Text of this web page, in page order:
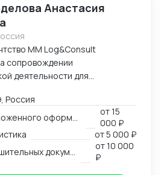
Анастасия
MM Log&Consult
сопровождении
деятельности для
рынка из России и
ВЭД более 13 лет
качественные
для компаний, решивших
рынок. MM Log&Consult
международный бизнес в
масштабах: -
Россия
от15
000 ₽
от5 000 ₽
от10 000
₽